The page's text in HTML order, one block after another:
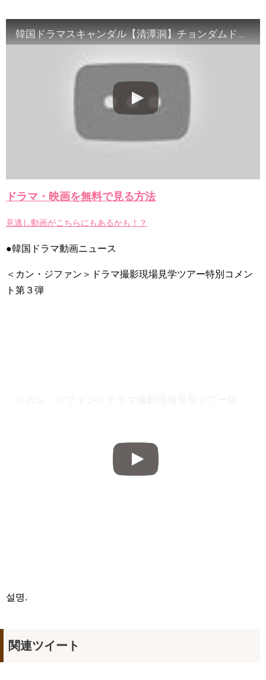
キム・レウォンの影絵遊び！？「黒騎士～永遠の約束～」メイ
キングを一部公開（DVD-SET2特典映像より）
復…痩せたのはソン・ジェリムのせい!? 」 (11/26)
【裏芸能】キムユジョンの熱愛彼氏はあの大物俳優
キム・ユジョン、美しいセルフショットで近況を伝える“会いた
いでしょ？” Big News TV
キム・ユジョン、新ドラマ「まず熱く掃除せよ」に出演確
幻の王女チャミョンゴ エンディング
YUCHUN ♥ LOVE 15 「成均館 5話」
Powered by livedoor 相互RSS
韓国ドラマスキャンダル【清潭洞】チョンダムドン あらすじ【第34話〜第36話】あの女のメール…。
ドラマ・映画を無料で見る方法
見逃し動画がこちらにもあるかも！？
●韓国ドラマ動画ニュース
＜カン・ジファン＞ドラマ撮影現場見学ツアー特別コメン
ト第３弾
설명.
関連ツイート